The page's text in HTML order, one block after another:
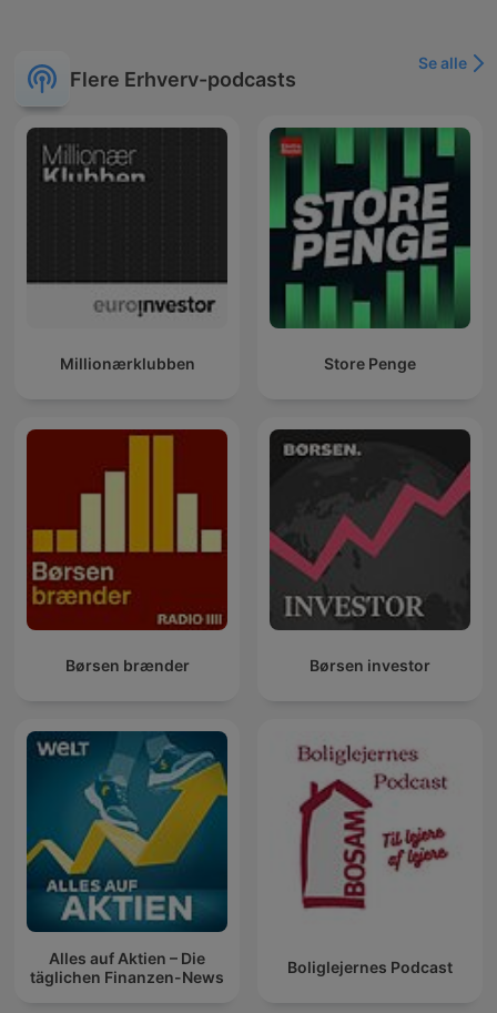
Flere Erhverv-podcasts
Se alle
Millionærklubben Store Penge
Børsen brænder Børsen investor
Alles auf Aktien – Die
täglichen Finanzen-News
Boliglejernes Podcast